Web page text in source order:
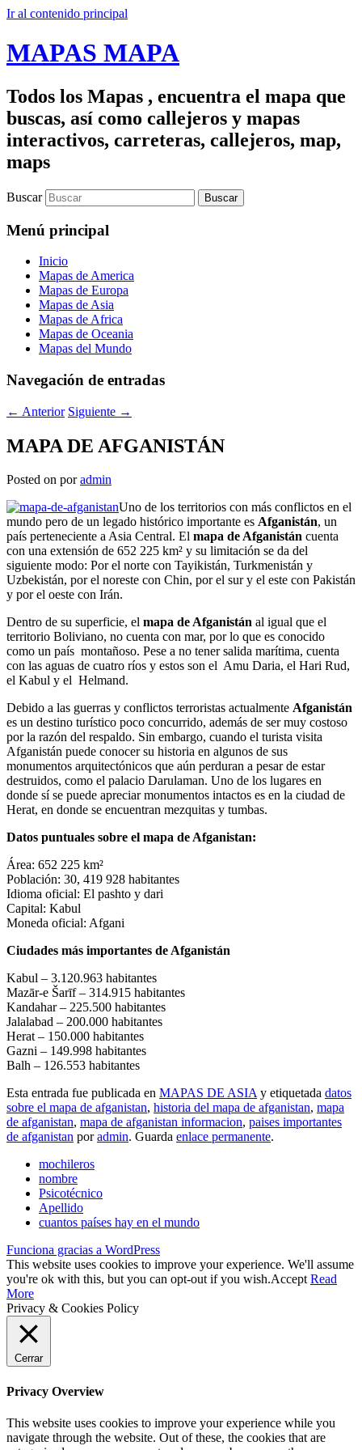
Ir al contenido principal
MAPAS MAPA
Todos los Mapas , encuentra el mapa que
buscas, así como callejeros y mapas
interactivos, carreteras, callejeros, map,
maps
Buscar
Menú principal
Inicio
Mapas de America
Mapas de Europa
Mapas de Asia
Mapas de Africa
Mapas de Oceania
Mapas del Mundo
Navegación de entradas
← Anterior Siguiente →
MAPA DE AFGANISTÁN
Posted on poradmin
Uno de los territorios con más conflictos en el
mundo pero de un legado histórico importante es Afganistán, un
país perteneciente a Asia Central. El mapa de Afganistán cuenta
con una extensión de 652 225 km² y su limitación se da del
siguiente modo: Por el norte con Tayikistán, Turkmenistán y
Uzbekistán, por el noreste con Chin, por el sur y el este con Pakistán
y por el oeste con Irán.
Dentro de su superficie, el mapa de Afganistán al igual que el
territorio Boliviano, no cuenta con mar, por lo que es conocido
como un país montañoso. Pese a no tener salida marítima, cuenta
con las aguas de cuatro ríos y estos son el Amu Daria, el Hari Rud,
el Kabul y el Helmand.
Debido a las guerras y conflictos terroristas actualmente Afganistán
es un destino turístico poco concurrido, además de ser muy costoso
por la razón del respaldo. Sin embargo, cuando el turista visita
Afganistán puede conocer su historia en algunos de sus
monumentos arquitectónicos que aún perduran a pesar de estar
destruidos, como el palacio Darulaman. Uno de los lugares en
donde sí se puede apreciar monumentos intactos es en la ciudad de
Herat, en donde se encuentran mezquitas y tumbas.
Datos puntuales sobre el mapa de Afganistan:
Área: 652 225 km²
Población: 30, 419 928 habitantes
Idioma oficial: El pashto y dari
Capital: Kabul
Moneda oficial: Afgani
Ciudades más importantes de Afganistán
Kabul – 3.120.963 habitantes
Mazār-e Šarīf – 314.915 habitantes
Kandahar – 225.500 habitantes
Jalalabad – 200.000 habitantes
Herat – 150.000 habitantes
Gazni – 149.998 habitantes
Balh – 126.553 habitantes
Esta entrada fue publicada en MAPAS DE ASIAy etiquetada datos
sobre el mapa de afganistan, historia del mapa de afganistan, mapa
de afganistan, mapa de afganistan informacion, paises importantes
de afganistan poradmin. Guarda enlace permanente.
mochileros
nombre
Psicotécnico
Apellido
cuantos países hay en el mundo
Funciona gracias a WordPress
This website uses cookies to improve your experience. We'll assume
you're ok with this, but you can opt-out if you wish.Accept Read
More
Privacy & Cookies Policy
Cerrar
Privacy Overview
This website uses cookies to improve your experience while you
navigate through the website. Out of these, the cookies that are